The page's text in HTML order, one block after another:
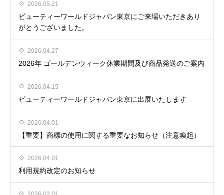
2026.05.21
ビューティーワールドジャパン東京にご来場いただきあり
がとうございました。
2026.04.27
2026年 ゴールデンウィーク休業期間及び商品発送のご案内
2026.04.15
ビューティーワールドジャパン東京に出展いたします
2026.04.01
【重要】商標の使用に関する重要なお知らせ（注意喚起）
2026.04.01
利用規約改定のお知らせ